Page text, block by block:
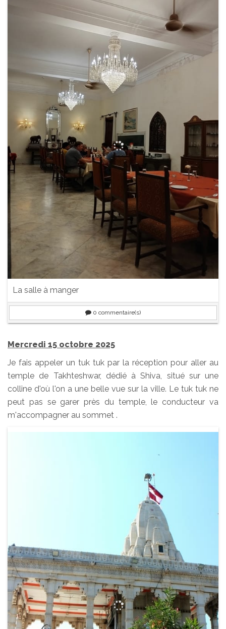
La salle à manger
0 commentaire(s)
Mercredi 15 octobre 2025
Je fais appeler un tuk tuk par la réception pour aller au
temple de Takhteshwar, dédié à Shiva, situé sur une
colline d'où l'on a une belle vue sur la ville. Le tuk tuk ne
peut pas se garer près du temple, le conducteur va
m'accompagner au sommet .